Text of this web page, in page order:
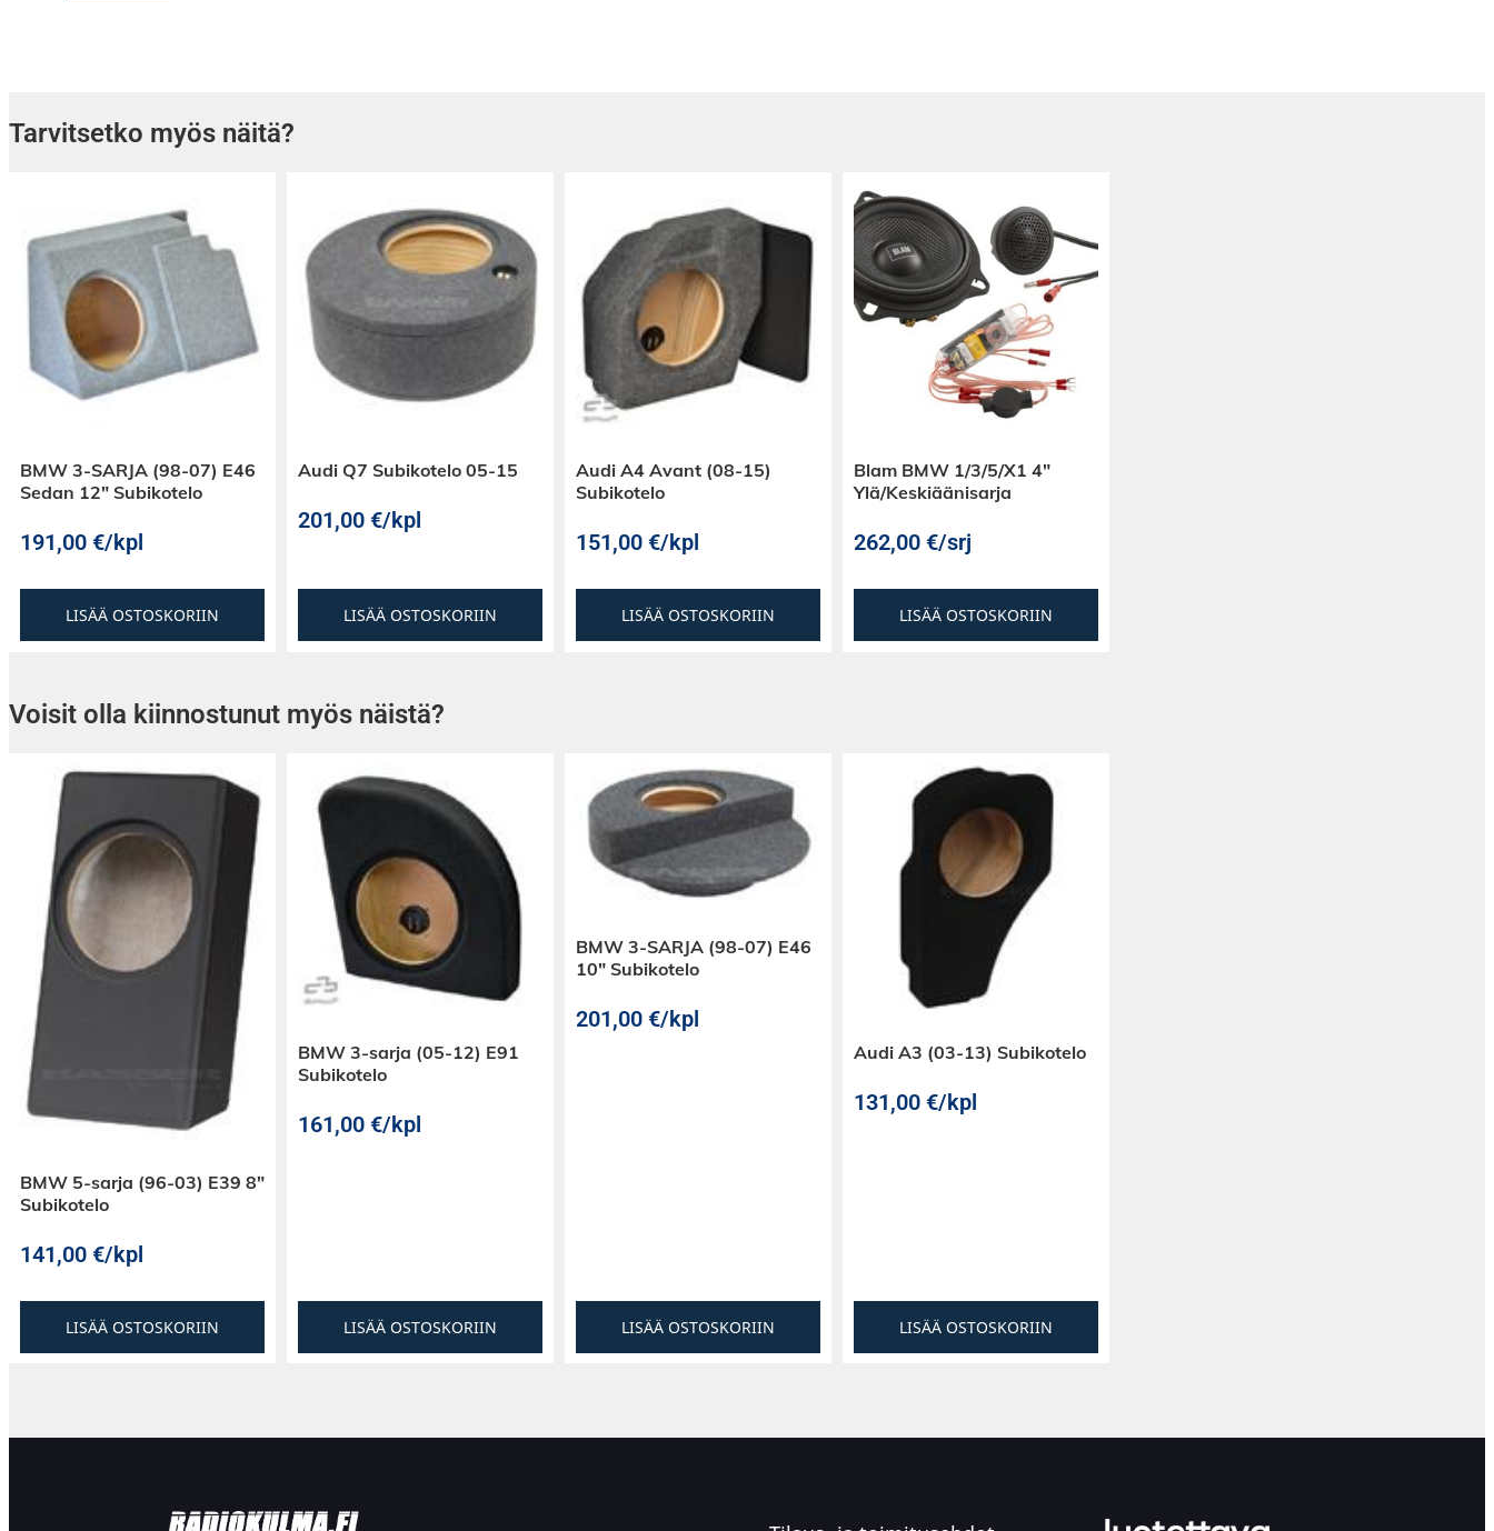
Tarvitsetko myös näitä?
BMW 3-SARJA (98-07) E46
Sedan 12″ Subikotelo
191,00 €/kpl
LISÄÄ OSTOSKORIIN
Audi Q7 Subikotelo 05-15
201,00 €/kpl
LISÄÄ OSTOSKORIIN
Audi A4 Avant (08-15)
Subikotelo
151,00 €/kpl
LISÄÄ OSTOSKORIIN
Blam BMW 1/3/5/X1 4″
Ylä/Keskiäänisarja
262,00 €/srj
LISÄÄ OSTOSKORIIN
Voisit olla kiinnostunut myös näistä?
BMW 5-sarja (96-03) E39 8″
Subikotelo
141,00 €/kpl
LISÄÄ OSTOSKORIIN
BMW 3-sarja (05-12) E91
Subikotelo
161,00 €/kpl
LISÄÄ OSTOSKORIIN
BMW 3-SARJA (98-07) E46
10″ Subikotelo
201,00 €/kpl
LISÄÄ OSTOSKORIIN
Audi A3 (03-13) Subikotelo
131,00 €/kpl
LISÄÄ OSTOSKORIIN